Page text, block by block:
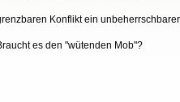
Konflikt ein
es den "wütenden Mob"?